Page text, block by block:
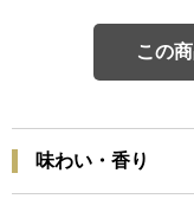
この
味わい・香り